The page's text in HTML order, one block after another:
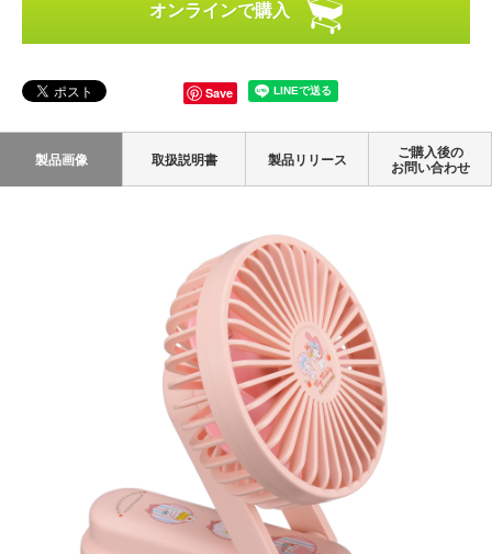
オンラインで購入
Save
製品画像 取扱説明書 製品リリース
ご購入後の
お問い合わせ